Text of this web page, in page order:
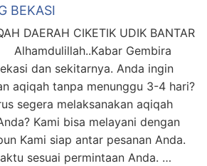
BEKASI
DAERAH CIKETIK UDIK BANTAR
Alhamdulillah..Kabar Gembira
dan sekitarnya. Anda ingin
aqiqah tanpa menunggu 3-4 hari?
segera melaksanakan aqiqah
Kami bisa melayani dengan
Kami siap antar pesanan Anda.
sesuai permintaan Anda. …